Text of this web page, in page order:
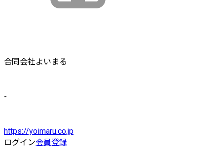
合同会社よいまる
-
https://yoimaru.co.jp
ログイン会員登録